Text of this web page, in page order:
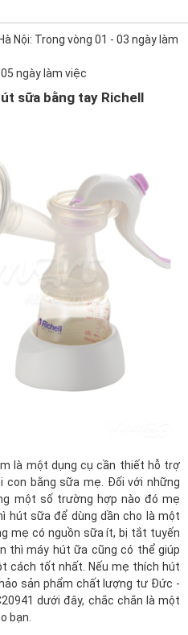
Nội: Trong vòng 01 - 03 ngày làm
ngày làm việc
sữa bằng tay Richell
là một dụng cụ cần thiết hỗ trợ
bằng sữa mẹ. Đối với những
một số trường hợp nào đó mẹ
hút sữa để dùng dần cho là một
mẹ có nguồn sữa ít, bị tắt tuyến
thì máy hút ữa cũng có thể giúp
cách tốt nhất. Nếu mẹ thích hút
sản phẩm chất lượng tư Đức -
dưới đây, chắc chắn là một
bạn.